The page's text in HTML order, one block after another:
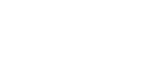
al termine del Periodo del
dispone di un abbonamento
a meno che non annulli il
data di fatturazione, il Periodo
automaticamente alla data